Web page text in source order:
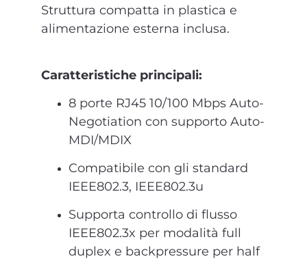
Struttura compatta in plastica e
alimentazione esterna inclusa.
Caratteristiche principali:
8 porte RJ45 10/100 Mbps Auto-
Negotiation con supporto Auto-
MDI/MDIX
Compatibile con gli standard
IEEE802.3, IEEE802.3u
Supporta controllo di flusso
IEEE802.3x per modalità full
duplex e backpressure per half